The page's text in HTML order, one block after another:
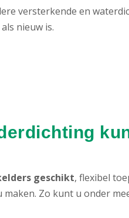
versterkende en
nieuw is.
geschikt, flexibel
Zo kunt u onder